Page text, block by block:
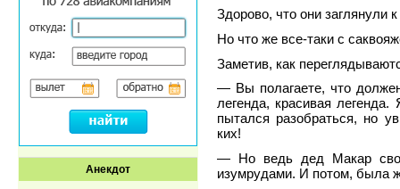
Анекдот
Здорово, что они заглянули
Но что же все-таки с
Заметив, как
— Вы полагаете, что
легенда, красивая
пытался разобраться, но
ких!
— Но ведь дед Макар
изумрудами. И потом, была